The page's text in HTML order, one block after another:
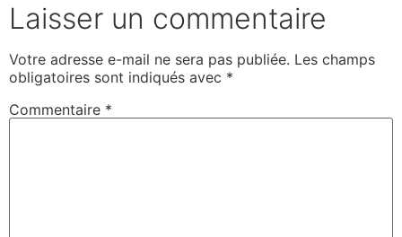
Laisser un commentaire
Votre adresse e-mail ne sera pas publiée. Les champs
obligatoires sont indiqués avec *
Commentaire *